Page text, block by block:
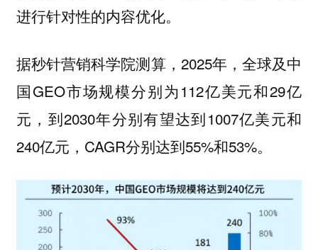
进行针对性的内容优化。
据秒针营销科学院测算，2025年，全球及中
国GEO市场规模分别为112亿美元和29亿
元，到2030年分别有望达到1007亿美元和
240亿元，CAGR分别达到55%和53%。